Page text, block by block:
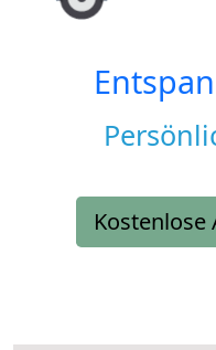
Kostenlose